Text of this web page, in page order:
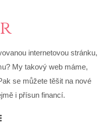
internetovou stránku,
My takový web máme,
se můžete těšit na nové
i přísun financí.